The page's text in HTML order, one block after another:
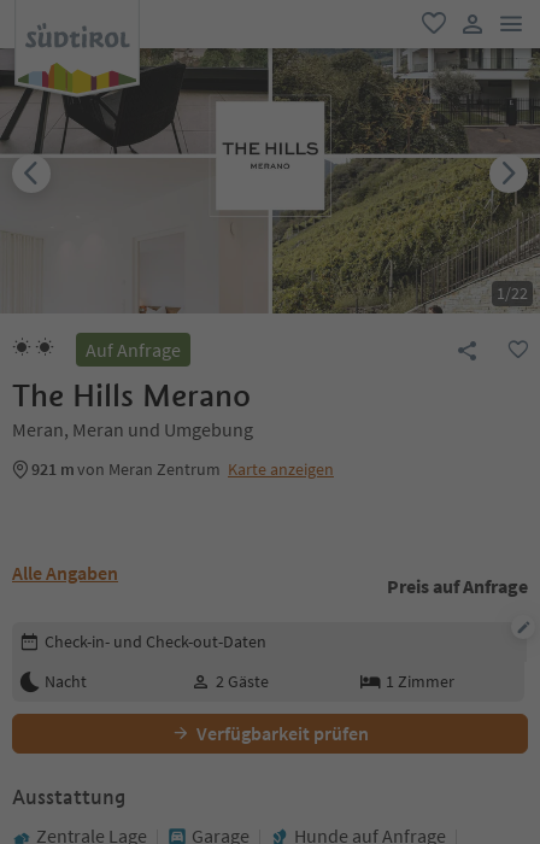
favorit
user link
1/22
Auf Anfrage
The Hills Merano
Meran, Meran und Umgebung
921 mvon Meran Zentrum Karte anzeigen
Alle Angaben
Preis auf Anfrage
Buchungsdetails bearbeiten
Check-in- und Check-out-Daten
Nacht
2 Gäste 1 Zimmer
Verfügbarkeit prüfen
Ausstattung
Zentrale Lage Garage
Hunde auf Anfrage